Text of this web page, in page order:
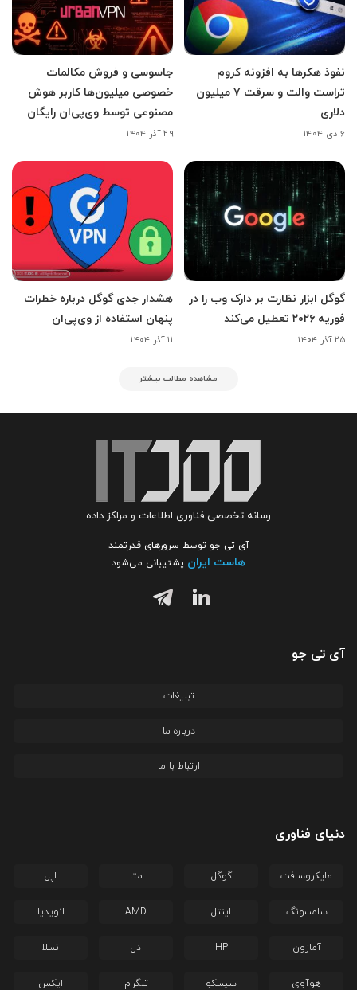
نفوذ هکرها به افزونه کروم
تراست والت و سرقت ۷ میلیون
دلاری
۶ دی ۱۴۰۴
جاسوسی و فروش مکالمات
خصوصی میلیون‌ها کاربر هوش
مصنوعی توسط وی‌پی‌ان رایگان
۲۹ آذر ۱۴۰۴
گوگل ابزار نظارت بر دارک وب را در
فوریه ۲۰۲۶ تعطیل می‌کند
۲۵ آذر ۱۴۰۴
هشدار جدی گوگل درباره خطرات
پنهان استفاده از وی‌پی‌ان
۱۱ آذر ۱۴۰۴
مشاهده مطالب بیشتر
رسانه تخصصی فناوری اطلاعات و مراکز داده
آی تی جو توسط سرورهای قدرتمند
هاست ایران پشتیبانی می‌شود
آی تی جو
تبلیغات
درباره ما
ارتباط با ما
دنیای فناوری
مایکروسافت گوگل متا اپل
سامسونگ اینتل AMD انویدیا
آمازون HP دل تسلا
هوآوی سیسکو تلگرام ایکس